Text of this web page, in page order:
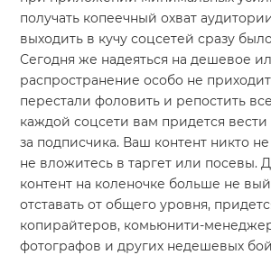
получать копеечный охват
выходить в кучу соцсетей сразу
Сегодня же надеяться на дешевое
распространение особо не
перестали фоловить и репостить
каждой соцсети вам придется
за подписчика. Ваш контент никто
не вложитесь в таргет или посевы.
контент на коленочке больше не
отставать от общего уровня,
копирайтеров, комьюнити-
фотографов и других недешевых